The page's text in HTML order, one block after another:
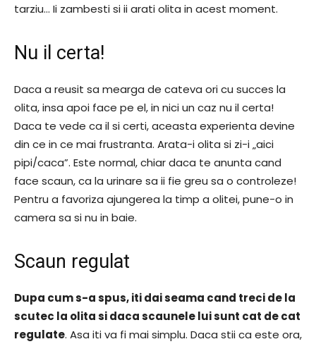
tarziu… Ii zambesti si ii arati olita in acest moment.
Nu il certa!
Daca a reusit sa mearga de cateva ori cu succes la
olita, insa apoi face pe el, in nici un caz nu il certa!
Daca te vede ca il si certi, aceasta experienta devine
din ce in ce mai frustranta. Arata-i olita si zi-i „aici
pipi/caca”. Este normal, chiar daca te anunta cand
face scaun, ca la urinare sa ii fie greu sa o controleze!
Pentru a favoriza ajungerea la timp a olitei, pune-o in
camera sa si nu in baie.
Scaun regulat
Dupa cum s-a spus, iti dai seama cand treci de la
scutec la olita si daca scaunele lui sunt cat de cat
regulate. Asa iti va fi mai simplu. Daca stii ca este ora,